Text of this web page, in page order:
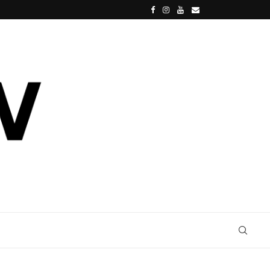
L’EVOLUZIONE ARTISTICA DI MARCO